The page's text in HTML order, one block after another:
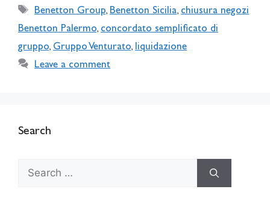
Tags
Benetton Group, Benetton Sicilia, chiusura negozi
Benetton Palermo, concordato semplificato di
gruppo, Gruppo Venturato, liquidazione
Leave a comment
Search